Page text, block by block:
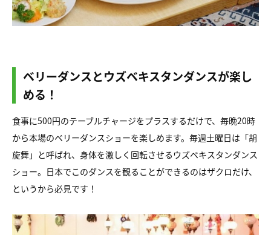
ベリーダンスとウズベキスタンダンスが楽し
める！
食事に500円のテーブルチャージをプラスするだけで、毎晩20時
から本場のベリーダンスショーを楽しめます。毎週土曜日は「胡
旋舞」と呼ばれ、身体を激しく回転させるウズベキスタンダンス
ショー。日本でこのダンスを観ることができるのはザクロだけ、
というから必見です！